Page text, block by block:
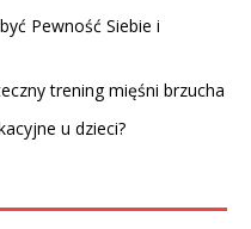
Pewność Siebie i
trening mięśni brzucha
u dzieci?